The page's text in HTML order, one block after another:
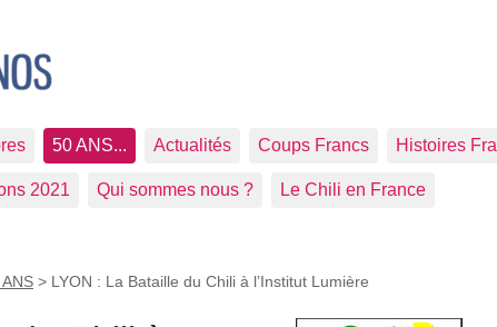
50 ANS... Actualités Coups Francs Histoires
2021 Qui sommes nous ? Le Chili en France
ANS > LYON : La Bataille du Chili à l’Institut Lumière